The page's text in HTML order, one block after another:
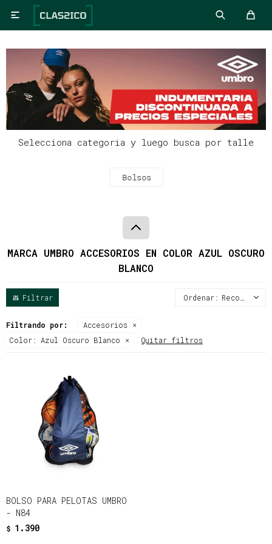

Selecciona categoria y luego busca por talle
Bolsos
MARCA UMBRO ACCESORIOS EN COLOR AZUL OSCURO
BLANCO
Recomendados
Filtrando por:
Accesorios
Color:
Azul Oscuro Blanco Quitar filtros
BOLSO PARA PELOTAS UMBRO
- N84
$ 1.390